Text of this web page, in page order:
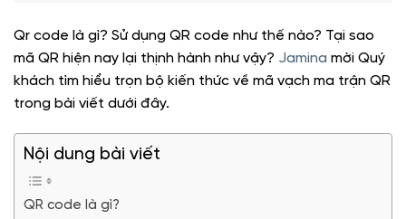
Qr code là gì? Sử dụng QR code như thế nào? Tại sao
mã QR hiện nay lại thịnh hành như vậy? Jamina mời Quý
khách tìm hiểu trọn bộ kiến thức về mã vạch ma trận QR
trong bài viết dưới đây.
Nội dung bài viết
QR code là gì?